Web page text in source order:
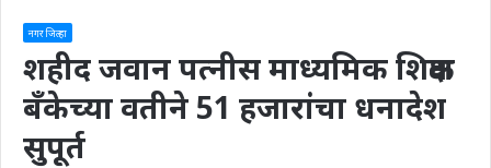
नगर जिल्हा
शहीद जवान पत्नीस माध्यमिक शिक्षक
बँकेच्या वतीने 51 हजारांचा धनादेश
सुपूर्त